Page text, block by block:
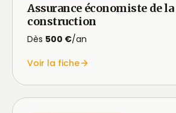
Assurance économiste de la
construction
Dès 500 €/an
Voir la fiche